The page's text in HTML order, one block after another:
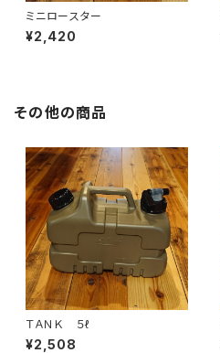
ミニロースター
¥2,420
その他の商品
ＴＡＮＫ ５ℓ
¥2,508